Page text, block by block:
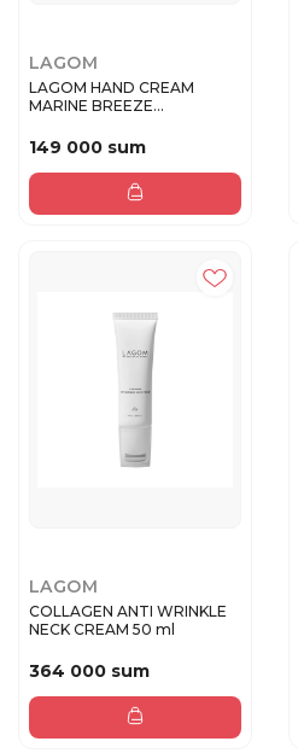
LAGOM
LAGOM HAND CREAM
MARINE BREEZE
149 000 sum
LAGOM
COLLAGEN ANTI WRINKLE
NECK CREAM 50 ml
364 000 sum